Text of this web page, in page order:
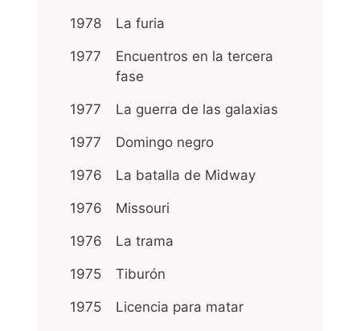
1978 La furia
1977
Encuentros en la tercera
fase
1977 La guerra de las galaxias
1977 Domingo negro
1976 La batalla de Midway
1976 Missouri
1976 La trama
1975 Tiburón
1975 Licencia para matar